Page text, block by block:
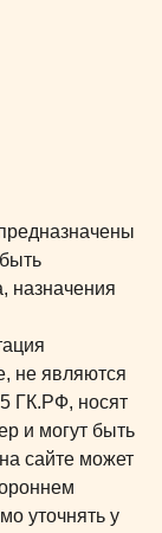
назначения
не являются
ГК.РФ, носят
и могут быть
сайте может
уточнять у